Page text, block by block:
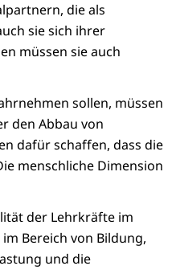
die als
sie sich ihrer
müssen sie auch
sollen, müssen
den Abbau von
dafür schaffen, dass die
menschliche Dimension
der Lehrkräfte im
Bereich von Bildung,
und die